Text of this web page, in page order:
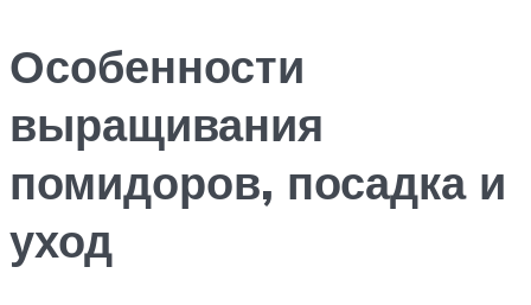
Особенности
выращивания
помидоров, посадка и
уход